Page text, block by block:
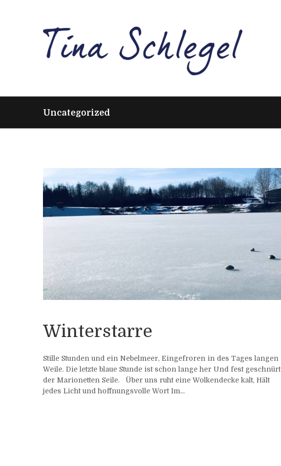
Uncategorized
Winterstarre
Stille Stunden und ein Nebelmeer, Eingefroren in des Tages langen
Weile. Die letzte blaue Stunde ist schon lange her Und fest geschnürt
der Marionetten Seile. Über uns ruht eine Wolkendecke kalt, Hält
jedes Licht und hoffnungsvolle Wort Im...